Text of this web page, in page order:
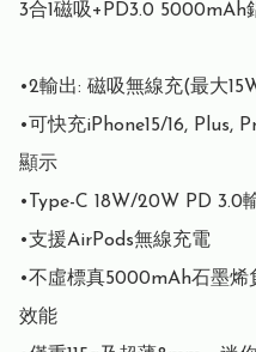
3合1磁吸+PD3.0
•2輸出: 磁吸無線充(最大
•可快充iPhone15/16, Plus,
顯示
•Type-C 18W/20W PD 3.0
•支援AirPods無線充電
•不虛標真5000mAh石墨烯
效能